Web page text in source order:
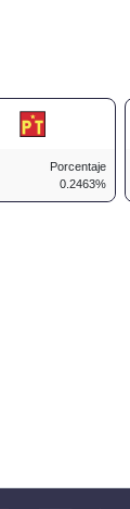
Porcentaje
0.2463%